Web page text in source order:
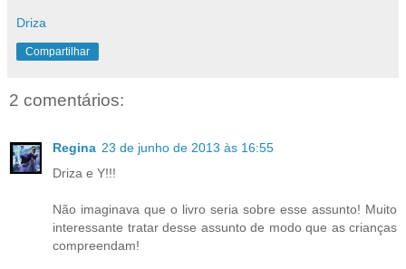
Driza
Compartilhar
2 comentários:
Regina 23 de junho de 2013 às 16:55
Driza e Y!!!
Não imaginava que o livro seria sobre esse assunto! Muito
interessante tratar desse assunto de modo que as crianças
compreendam!